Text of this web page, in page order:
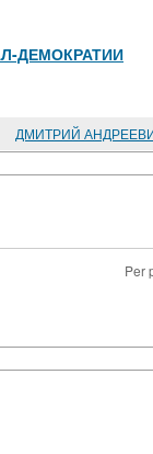
ДЕМОКРАТИИ
ДМИТРИЙ
Per